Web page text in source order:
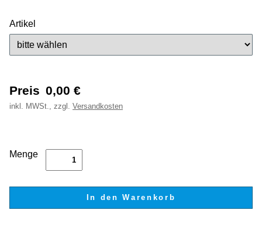
Artikel
Preis 0,00 €
inkl. MWSt., zzgl. Versandkosten
Menge